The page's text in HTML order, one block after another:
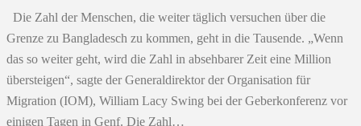
Die Zahl der Menschen, die weiter täglich versuchen über die
Grenze zu Bangladesch zu kommen, geht in die Tausende. „Wenn
das so weiter geht, wird die Zahl in absehbarer Zeit eine Million
übersteigen“, sagte der Generaldirektor der Organisation für
Migration (IOM), William Lacy Swing bei der Geberkonferenz vor
einigen Tagen in Genf. Die Zahl…